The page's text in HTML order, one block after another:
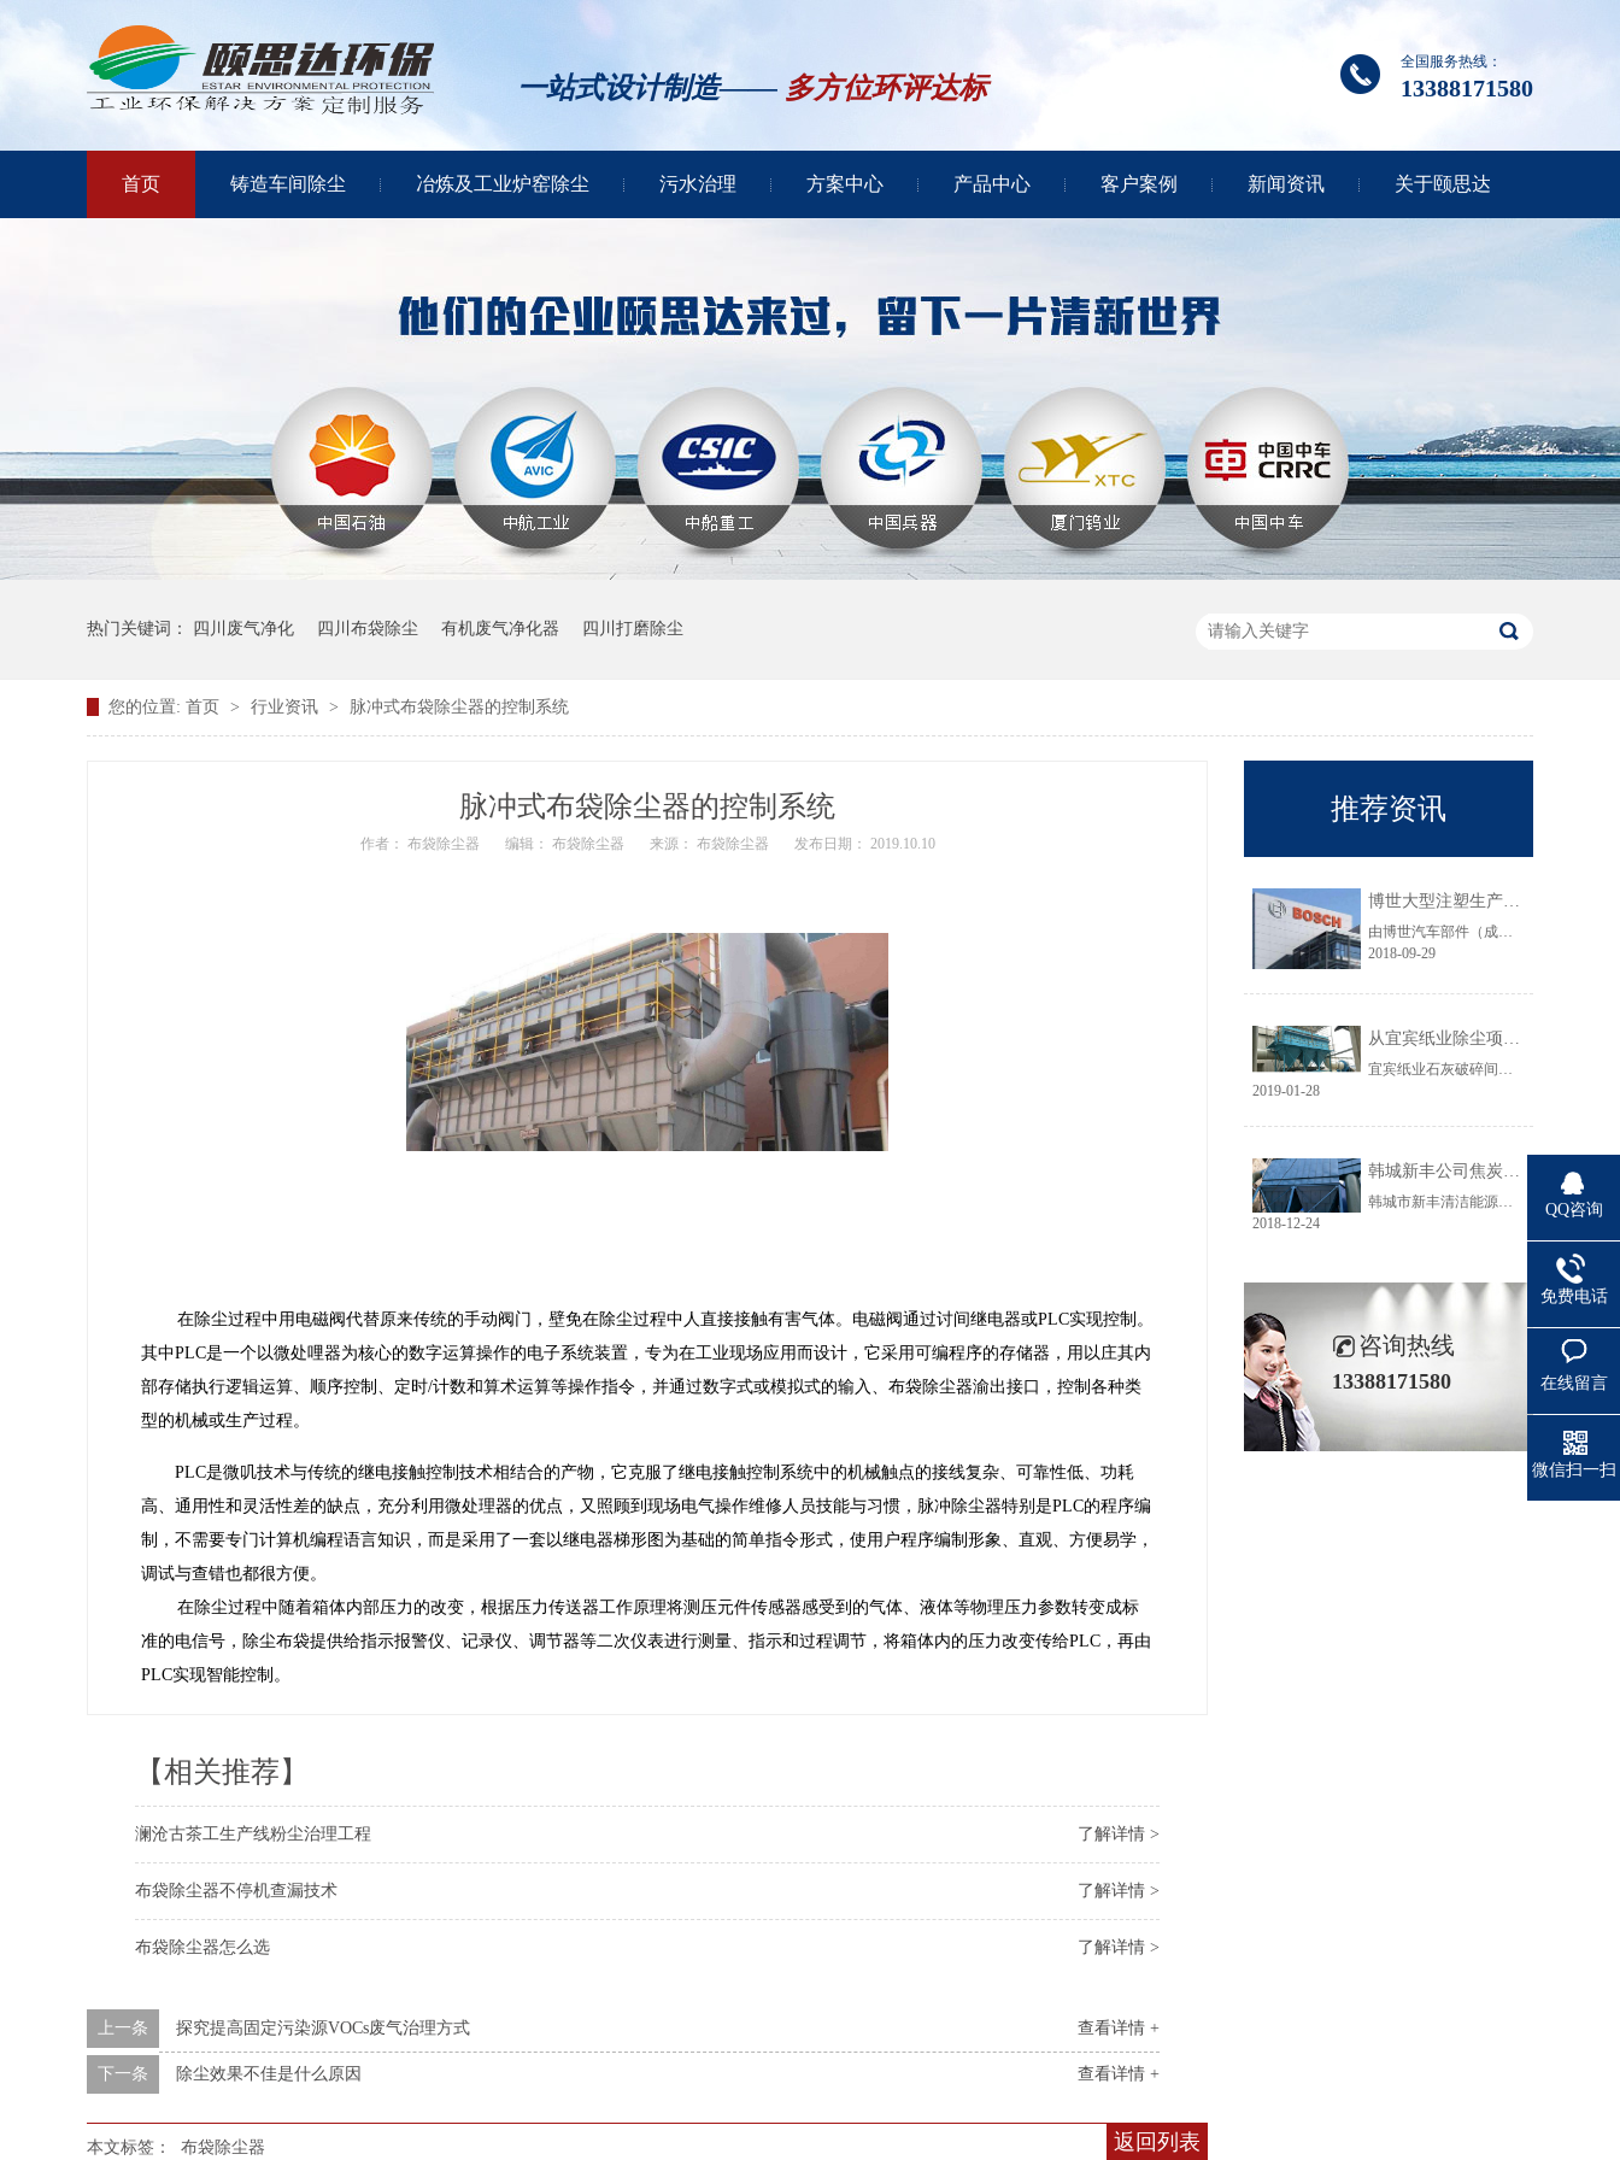
一站式设计制造—— 多方位环评达标
全国服务热线：
13388171580
首页 铸造车间除尘 冶炼及工业炉窑除尘 污水治理 方案中心 产品中心 客户案例 新闻资讯 关于颐思达
热门关键词： 四川废气净化 四川布袋除尘 有机废气净化器 四川打磨除尘
您的位置: 首页 > 行业资讯 > 脉冲式布袋除尘器的控制系统
脉冲式布袋除尘器的控制系统
作者： 布袋除尘器 编辑： 布袋除尘器 来源： 布袋除尘器 发布日期： 2019.10.10
在除尘过程中用电磁阀代替原来传统的手动阀门，壁免在除尘过程中人直接接触有害气体。电磁阀通过讨间继电器或PLC实现控制。
其中PLC是一个以微处哩器为核心的数字运算操作的电子系统装置，专为在工业现场应用而设计，它采用可编程序的存储器，用以庄其内
部存储执行逻辑运算、顺序控制、定时/计数和算术运算等操作指令，并通过数字式或模拟式的输入、布袋除尘器渝出接口，控制各种类
型的机械或生产过程。
PLC是微叽技术与传统的继电接触控制技术相结合的产物，它克服了继电接触控制系统中的机械触点的接线复杂、可靠性低、功耗
高、通用性和灵活性差的缺点，充分利用微处理器的优点，又照顾到现场电气操作维修人员技能与习惯，脉冲除尘器特别是PLC的程序编
制，不需要专门计算机编程语言知识，而是采用了一套以继电器梯形图为基础的简单指令形式，使用户程序编制形象、直观、方便易学，
调试与查错也都很方便。
在除尘过程中随着箱体内部压力的改变，根据压力传送器工作原理将测压元件传感器感受到的气体、液体等物理压力参数转变成标
准的电信号，除尘布袋提供给指示报警仪、记录仪、调节器等二次仪表进行测量、指示和过程调节，将箱体内的压力改变传给PLC，再由
PLC实现智能控制。
【相关推荐】
了解详情 >
澜沧古茶工生产线粉尘治理工程
了解详情 >
布袋除尘器不停机查漏技术
了解详情 >
布袋除尘器怎么选
查看详情 +
上一条 探究提高固定污染源VOCs废气治理方式
查看详情 +
下一条 除尘效果不佳是什么原因
返回列表
本文标签： 布袋除尘器
推荐资讯
博世大型注塑生产线VOC净化工程圆满结束
由博世汽车部件（成都）有限公司委托颐思达设计、制造、安装的大型注塑生产线废气净化工程项目于近日全部竣工，试运行效果显示，运行结果完全符合设计要求。
2018-09-29
从宜宾纸业除尘项目成功范例看低成本环保
宜宾纸业石灰破碎间除尘工程于近期完工，在不足30立方的空间内集成了超过三个篮球场大小的过滤面积，处理风量达每小时7万立方，实现了小体积除尘器处理大风量，开启低成本环保的时代，给处在环保高压政策下不堪重负的企业主们带来福音......
2019-01-28
韩城新丰公司焦炭输送线除尘工程完美收官
韩城市新丰清洁能源科技有限公司隶属于上市公司黑猫焦化，焦炭输送线除尘系统于近期完美收官。该输送线共计500多米长，通过布置在高空走廊里的输送皮带连接为一条完整的生产线，过程分为投料、破碎、筛分、传送等工艺。整条输送线分四个转运站、两条分流线，将制备好的焦炭送入煤气生产工段。各个工艺阶段均有大量焦炭粉尘产生，这不仅严重影响现场职业卫生，而且因产尘点高，污染面覆盖范围广。
2018-12-24
咨询热线
13388171580
QQ咨询
免费电话
在线留言
微信扫一扫